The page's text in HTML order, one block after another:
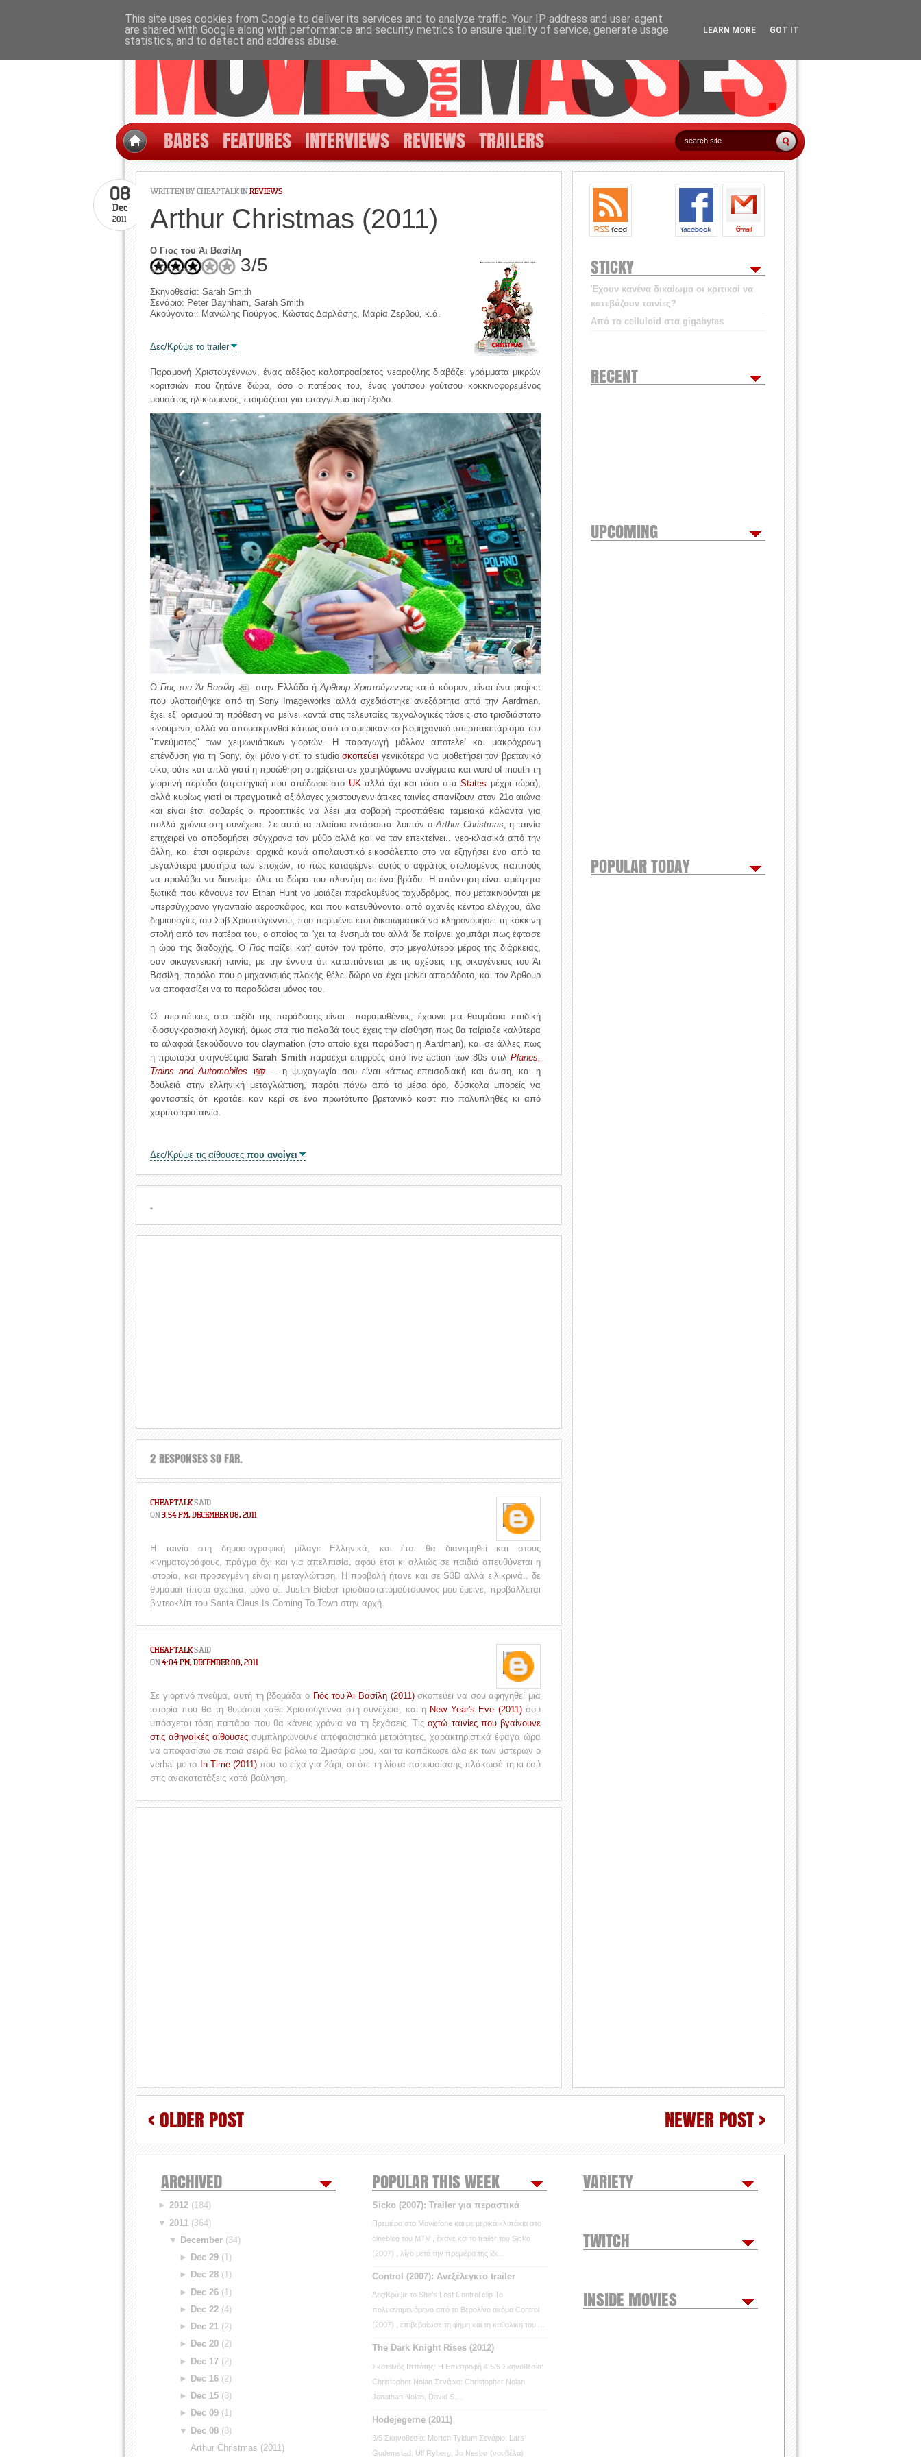
BABES FEATURES INTERVIEWS REVIEWS TRAILERS
WRITTEN BY CHEAPTALK INREVIEWS
08
Dec
2011 Arthur Christmas (2011)
Ο Γιος του Άι Βασίλη
3/5
Σκηνοθεσία: Sarah Smith
Σενάριο: Peter Baynham, Sarah Smith
Ακούγονται: Μανώλης Γιούργος, Κώστας Δαρλάσης, Μαρία Ζερβού, κ.ά.
Δες/Κρύψε το trailer
Παραμονή Χριστουγέννων, ένας αδέξιος καλοπροαίρετος νεαρούλης διαβάζει γράμματα μικρών
κοριτσιών που ζητάνε δώρα, όσο ο πατέρας του, ένας γούτσου γούτσου κοκκινοφορεμένος
μουσάτος ηλικιωμένος, ετοιμάζεται για επαγγελματική έξοδο.
Ο Γιος του Άι Βασίλη 2011 στην Ελλάδα ήΆρθουρ Χριστούγεννος κατά κόσμον, είναι ένα project
που υλοποιήθηκε από τη Sony Imageworks αλλά σχεδιάστηκε ανεξάρτητα από την Aardman,
έχει εξ' ορισμού τη πρόθεση να μείνει κοντά στις τελευταίες τεχνολογικές τάσεις στο τρισδιάστατο
κινούμενο, αλλά να απομακρυνθεί κάπως από το αμερικάνικο βιομηχανικό υπερπακετάρισμα του
"πνεύματος" των χειμωνιάτικων γιορτών. Η παραγωγή μάλλον αποτελεί και μακρόχρονη
επένδυση για τη Sony, όχι μόνο γιατί το studioσκοπεύει γενικότερα να υιοθετήσει τον βρετανικό
οίκο, ούτε και απλά γιατί η προώθηση στηρίζεται σε χαμηλόφωνα ανοίγματα και word of mouth τη
γιορτινή περίοδο (στρατηγική που απέδωσε στο UKαλλά όχι και τόσο σταStates μέχρι τώρα),
αλλά κυρίως γιατί οι πραγματικά αξιόλογες χριστουγεννιάτικες ταινίες σπανίζουν στον 21ο αιώνα
και είναι έτσι σοβαρές οι προοπτικές να λέει μια σοβαρή προσπάθεια ταμειακά κάλαντα για
πολλά χρόνια στη συνέχεια. Σε αυτά τα πλαίσια εντάσσεται λοιπόν οArthur Christmas, η ταινία
επιχειρεί να αποδομήσει σύγχρονα τον μύθο αλλά και να τον επεκτείνει.. νεο-κλασικά από την
άλλη, και έτσι αφιερώνει αρχικά κανά απολαυστικό εικοσάλεπτο στο να εξηγήσει ένα από τα
μεγαλύτερα μυστήρια των εποχών, το πώς καταφέρνει αυτός ο αφράτος στολισμένος παππούς
να προλάβει να διανείμει όλα τα δώρα του πλανήτη σε ένα βράδυ. Η απάντηση είναι αμέτρητα
ξωτικά που κάνουνε τον Ethan Hunt να μοιάζει παραλυμένος ταχυδρόμος, που μετακινούνται με
υπερσύγχρονο γιγαντιαίο αεροσκάφος, και που κατευθύνονται από αχανές κέντρο ελέγχου, όλα
δημιουργίες του Στιβ Χριστούγεννου, που περιμένει έτσι δικαιωματικά να κληρονομήσει τη κόκκινη
στολή από τον πατέρα του, ο οποίος τα 'χει τα ένσημά του αλλά δε παίρνει χαμπάρι πως έφτασε
η ώρα της διαδοχής. Ο Γιοςπαίζει κατ' αυτόν τον τρόπο, στο μεγαλύτερο μέρος της διάρκειας,
σαν οικογενειακή ταινία, με την έννοια ότι καταπιάνεται με τις σχέσεις της οικογένειας του Άι
Βασίλη, παρόλο που ο μηχανισμός πλοκής θέλει δώρο να έχει μείνει απαράδοτο, και τον Άρθουρ
να αποφασίζει να το παραδώσει μόνος του.
Οι περιπέτειες στο ταξίδι της παράδοσης είναι.. παραμυθένιες, έχουνε μια θαυμάσια παιδική
ιδιοσυγκρασιακή λογική, όμως στα πιο παλαβά τους έχεις την αίσθηση πως θα ταίριαζε καλύτερα
το αλαφρά ξεκούδουνο του claymation (στο οποίο έχει παράδοση η Aardman), και σε άλλες πως
η πρωτάρα σκηνοθέτριαSarah Smithπαραέχει επιρροές από live action των 80s στιλPlanes,
Trains and Automobiles
1987
-- η ψυχαγωγία σου είναι κάπως επεισοδιακή και άνιση, και η
δουλειά στην ελληνική μεταγλώττιση, παρότι πάνω από το μέσο όρο, δύσκολα μπορείς να
φανταστείς ότι κρατάει καν κερί σε ένα πρωτότυπο βρετανικό καστ πιο πολυπληθές κι από
χαριποτεροταινία.
Δες/Κρύψε τις αίθουσες που ανοίγει
.
2 RESPONSES SO FAR.
CHEAPTALKSAID
ON3:54 PM, DECEMBER 08, 2011
Η ταινία στη δημοσιογραφική μίλαγε Ελληνικά, και έτσι θα διανεμηθεί και στους
κινηματογράφους, πράγμα όχι και για απελπισία, αφού έτσι κι αλλιώς σε παιδιά απευθύνεται η
ιστορία, και προσεγμένη είναι η μεταγλώττιση. Η προβολή ήτανε και σε S3D αλλά ειλικρινά.. δε
θυμάμαι τίποτα σχετικά, μόνο ο.. Justin Bieber τρισδιαστατομούτσουνος μου έμεινε, προβάλλεται
βιντεοκλίπ του Santa Claus Is Coming To Town στην αρχή.
CHEAPTALKSAID
ON4:04 PM, DECEMBER 08, 2011
Σε γιορτινό πνεύμα, αυτή τη βδομάδα ο Γιός του Άι Βασίλη (2011)σκοπεύει να σου αφηγηθεί μια
ιστορία που θα τη θυμάσαι κάθε Χριστούγεννα στη συνέχεια, και η New Year's Eve (2011)σου
υπόσχεται τόση παπάρα που θα κάνεις χρόνια να τη ξεχάσεις. Τιςοχτώ ταινίες που βγαίνουνε
στις αθηναϊκές αίθουσεςσυμπληρώνουνε αποφασιστικά μετριότητες, χαρακτηριστικά έφαγα ώρα
να αποφασίσω σε ποιά σειρά θα βάλω τα 2μισάρια μου, και τα καπάκωσε όλα εκ των υστέρων ο
verbal με το In Time (2011) που το είχα για 2άρι, οπότε τη λίστα παρουσίασης πλάκωσέ τη κι εσύ
στις ανακατατάξεις κατά βούληση.
< OLDER POST NEWER POST >
STICKY
Έχουν κανένα δικαίωμα οι κριτικοί να
κατεβάζουν ταινίες?
Από το celluloid στα gigabytes
RECENT
UPCOMING
POPULAR TODAY
ARCHIVED
►2012 (184)
▼2011 (364)
▼
December(34)
►
Dec 29 (1)
►
Dec 28 (1)
► Dec 26 (1)
►
Dec 22 (4)
►
Dec 21 (2)
►
Dec 20 (2)
► Dec 17 (2)
►
Dec 16 (2)
►
Dec 15 (3)
►
Dec 09 (1)
▼ Dec 08 (8)
Arthur Christmas (2011)
POPULAR THIS WEEK
Sicko (2007): Trailer για περαστικά
Πρεμιέρα στο Moviefone και με μερικά κλιπάκια στο
cineblog του MTV , έκανε και το trailer του Sicko
(2007) , λίγο μετά την πρεμιέρα της ίδι...
Control (2007): Ανεξέλεγκτο trailer
Δες/Κρύψε το She's Lost Control clip Το
πολυαναμενόμενο από το Βερολίνο ακόμα Control
(2007) , επιβεβαίωσε τη φήμη και τη καθολική του ...
The Dark Knight Rises (2012)
Σκοτεινός Ιππότης: Η Επιστροφή 4.5/5 Σκηνοθεσία:
Christopher Nolan Σενάριο: Christopher Nolan,
Jonathan Nolan, David S....
Hodejegerne (2011)
3/5 Σκηνοθεσία: Morten Tyldum Σενάριο: Lars
Gudemstad, Ulf Ryberg, Jo Nesbø (νουβέλα)
VARIETY
TWITCH
INSIDE MOVIES
This site uses cookies from Google to deliver its services and to analyze traffic. Your IP address and user-agent
are shared with Google along with performance and security metrics to ensure quality of service, generate usage
statistics, and to detect and address abuse.
LEARN MORE GOT IT